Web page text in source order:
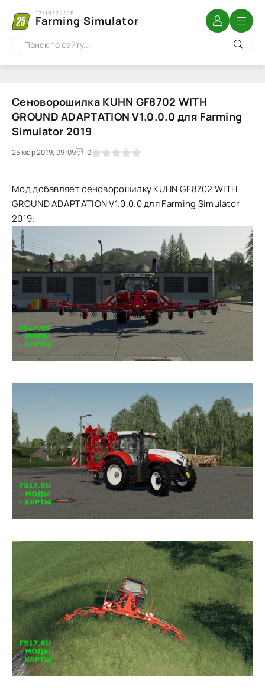
Farming Simulator
17/19/22/25
Сеноворошилка KUHN GF8702 WITH
GROUND ADAPTATION V1.0.0.0 для Farming
Simulator 2019
25 мар 2019, 09:09 0
1 2 3 4 5
Мод добавляет сеноворошилку KUHN GF8702 WITH
GROUND ADAPTATION V1.0.0.0 для Farming Simulator
2019.